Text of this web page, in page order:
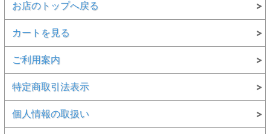
お店のトップへ戻る
カートを見る
ご利用案内
特定商取引法表示
個人情報の取扱い